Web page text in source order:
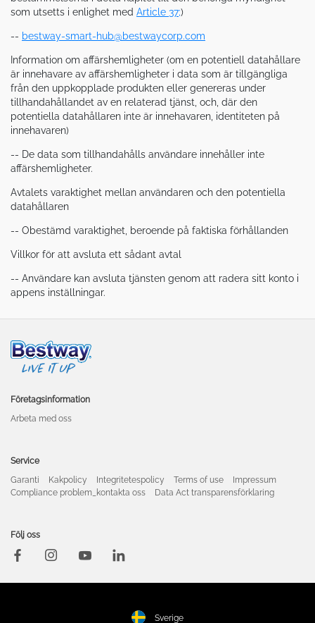
som utsetts i enlighet med Article 37;)
-- bestway-smart-hub@bestwaycorp.com
Information om affärshemligheter (om en potentiell datahållare
är innehavare av affärshemligheter i data som är tillgängliga
från den uppkopplade produkten eller genereras under
tillhandahållandet av en relaterad tjänst, och, där den
potentiella datahållaren inte är innehavaren, identiteten på
innehavaren)
-- De data som tillhandahålls användare innehåller inte
affärshemligheter.
Avtalets varaktighet mellan användaren och den potentiella
datahållaren
-- Obestämd varaktighet, beroende på faktiska förhållanden
Villkor för att avsluta ett sådant avtal
-- Användare kan avsluta tjänsten genom att radera sitt konto i
appens inställningar.
Företagsinformation
Arbeta med oss
Service
Garanti
Kakpolicy Integritetespolicy Terms of use
Impressum
Compliance problem_kontakta oss
Data Act transparensförklaring
Följ oss
Sverige